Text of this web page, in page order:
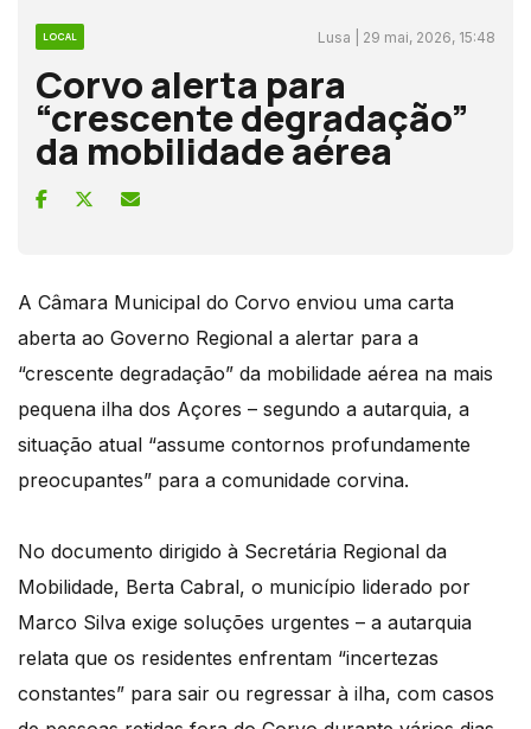
LOCAL Lusa | 29 mai, 2026, 15:48
Corvo alerta para
“crescente degradação”
da mobilidade aérea
A Câmara Municipal do Corvo enviou uma carta
aberta ao Governo Regional a alertar para a
“crescente degradação” da mobilidade aérea na mais
pequena ilha dos Açores – segundo a autarquia, a
situação atual “assume contornos profundamente
preocupantes” para a comunidade corvina.
No documento dirigido à Secretária Regional da
Mobilidade, Berta Cabral, o município liderado por
Marco Silva exige soluções urgentes – a autarquia
relata que os residentes enfrentam “incertezas
constantes” para sair ou regressar à ilha, com casos